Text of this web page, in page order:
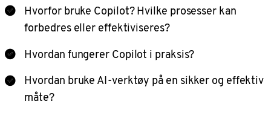
Hvorfor bruke Copilot? Hvilke prosesser kan
forbedres eller effektiviseres?
Hvordan fungerer Copilot i praksis?
Hvordan bruke AI-verktøy på en sikker og effektiv
måte?